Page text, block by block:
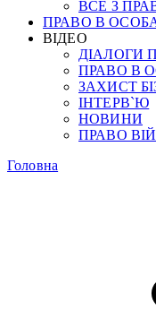
ВСЕ З
ПРАВО В
ВІДЕО
ДІАЛОГИ
ПРАВО В
ЗАХИСТ
ІНТЕРВ`Ю
НОВИНИ
ПРАВО
Головна